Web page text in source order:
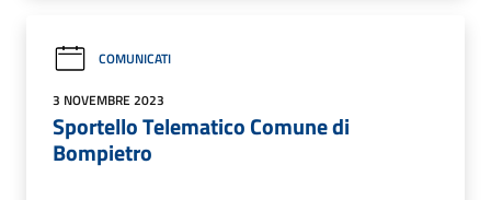
COMUNICATI
3 NOVEMBRE 2023
Sportello Telematico Comune di
Bompietro